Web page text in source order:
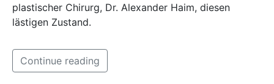
plastischer Chirurg, Dr. Alexander Haim, diesen
lästigen Zustand.
Continue reading